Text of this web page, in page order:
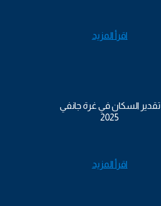
اقرأ المزيد
تقدير السكان في غرة جانفي
2025
اقرأ المزيد